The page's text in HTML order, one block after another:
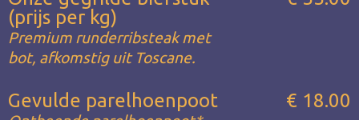
(prijs per kg)
Premium runderribsteak met
bot, afkomstig uit Toscane.
Gevulde parelhoenpoot € 18.00